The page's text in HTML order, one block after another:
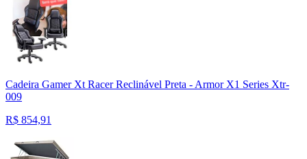
Cadeira Gamer Xt Racer Reclinável Preta - Armor X1 Series Xtr-
009
R$ 854,91